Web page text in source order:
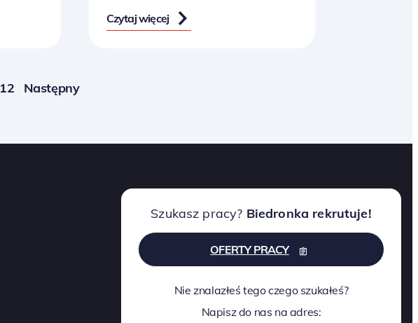
Czytaj więcej
12 Następny
Szukasz pracy? Biedronka rekrutuje!
OFERTY PRACY
Nie znalazłeś tego czego szukałeś?
Napisz do nas na adres: